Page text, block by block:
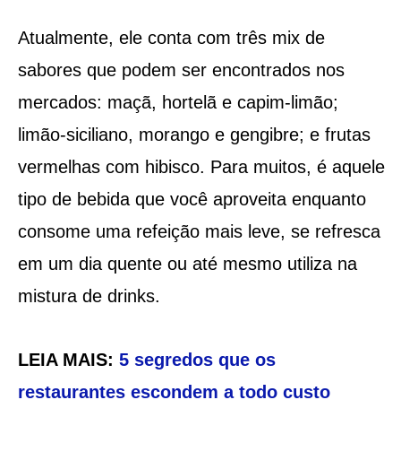
Atualmente, ele conta com três mix de
sabores que podem ser encontrados nos
mercados: maçã, hortelã e capim-limão;
limão-siciliano, morango e gengibre; e frutas
vermelhas com hibisco. Para muitos, é aquele
tipo de bebida que você aproveita enquanto
consome uma refeição mais leve, se refresca
em um dia quente ou até mesmo utiliza na
mistura de drinks.
LEIA MAIS: 5 segredos que os
restaurantes escondem a todo custo